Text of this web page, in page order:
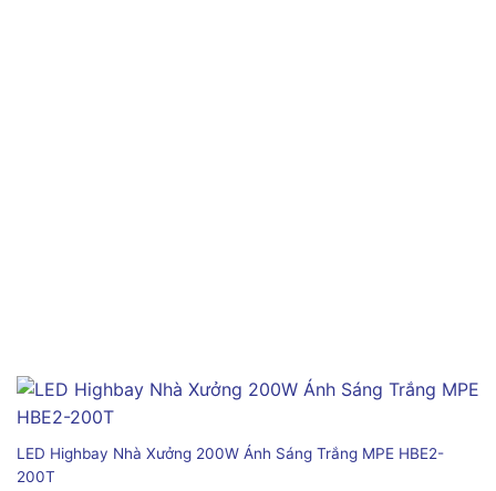
LED Highbay Nhà Xưởng 200W Ánh Sáng Trắng MPE HBE2-
200T